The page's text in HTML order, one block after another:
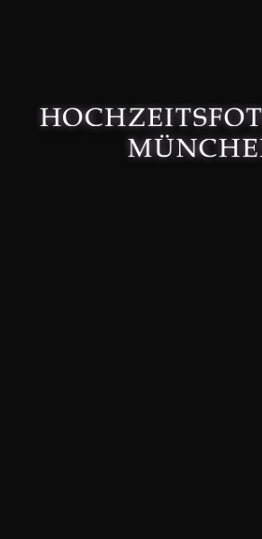
Datenschutzerklärung–
Made with 🤍 in